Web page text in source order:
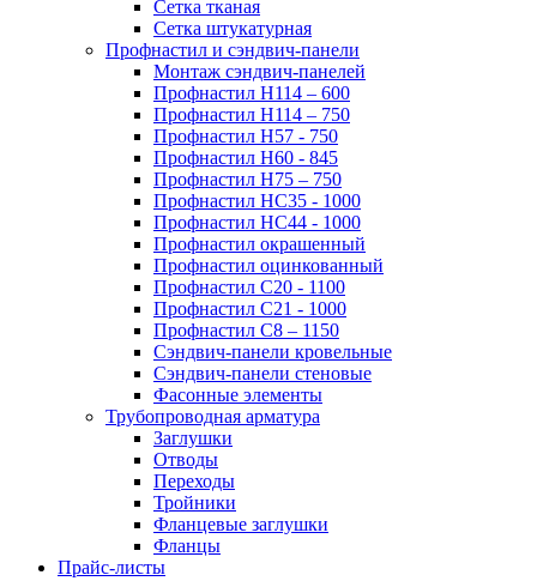
Сетка тканая
Сетка штукатурная
Профнастил и сэндвич-панели
Монтаж сэндвич-панелей
Профнастил Н114 – 600
Профнастил Н114 – 750
Профнастил Н57 - 750
Профнастил Н60 - 845
Профнастил Н75 – 750
Профнастил НС35 - 1000
Профнастил НС44 - 1000
Профнастил окрашенный
Профнастил оцинкованный
Профнастил С20 - 1100
Профнастил С21 - 1000
Профнастил С8 – 1150
Сэндвич-панели кровельные
Сэндвич-панели стеновые
Фасонные элементы
Трубопроводная арматура
Заглушки
Отводы
Переходы
Тройники
Фланцевые заглушки
Фланцы
Прайс-листы